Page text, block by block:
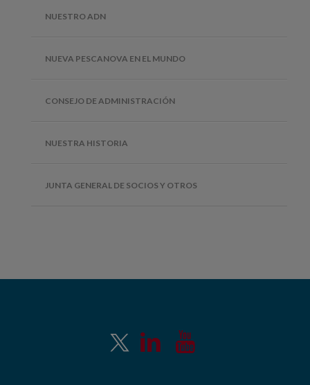
NUESTRO ADN
NUEVA PESCANOVA EN EL MUNDO
CONSEJO DE ADMINISTRACIÓN
NUESTRA HISTORIA
JUNTA GENERAL DE SOCIOS Y OTROS